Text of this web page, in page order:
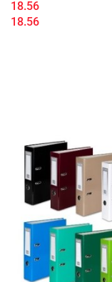
18.56
18.56